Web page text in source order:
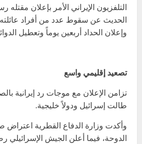
التلفزيون الإيراني الأمر بإعلان مقتله
الحديث عن سقوط عدد من أفراد عائلته
وإعلان الحداد أربعين يوماً وتعطيل
تصعيد إقليمي واسع
تزامن الإعلان مع موجات رد إيرانية
طالت إسرائيل ودولاً خليجية.
وأكدت وزارة الدفاع القطرية
الدوحة، فيما أعلن الجيش الإسرائيلي